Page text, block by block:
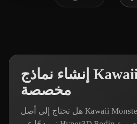
إنشاء نماذج Kawaii Monster
مخصصة
هل تحتاج إلى أصل Kawaii Monster محدد؟ أنشئ